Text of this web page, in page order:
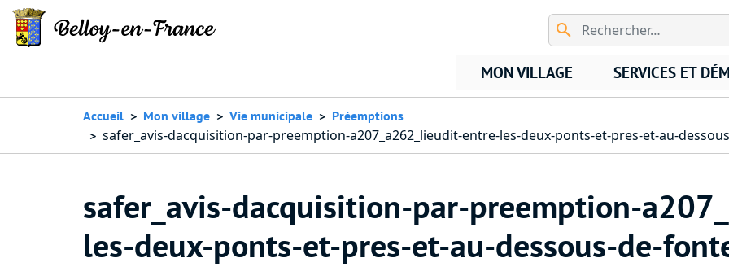
MON VILLAGE SERVICES ET
Accueil Mon village Vie municipale Préemptions
safer_avis-dacquisition-par-preemption-a207_a262_lieudit-entre-les-deux-ponts-et-pres-et-au-
safer_avis-dacquisition-par-preemption-
les-deux-ponts-et-pres-et-au-dessous-de-